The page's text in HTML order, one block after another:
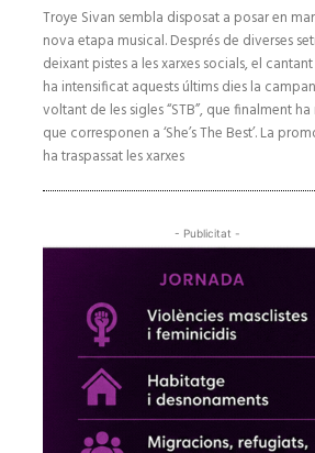
Troye Sivan sembla disposat a posar en
nova etapa musical. Després de diverses
deixant pistes a les xarxes socials, el
ha intensificat aquests últims dies la
voltant de les sigles “STB”, que finalment
que corresponen a ‘She’s The Best’. La
ha traspassat les xarxes
- Publicitat -